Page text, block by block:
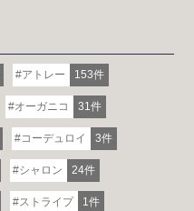
アトレー 153件
オーガニコ 31件
コーデュロイ 3件
シャロン 24件
ストライプ 1件